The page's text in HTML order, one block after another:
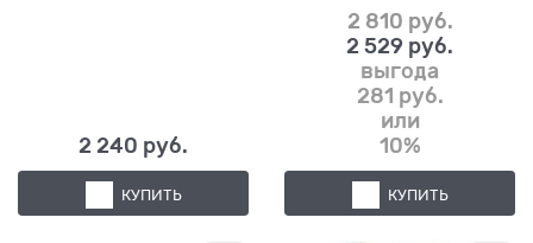
2 240 руб.
КУПИТЬ
2 810 руб.
2 529 руб.
выгода
281 руб.
или
10%
КУПИТЬ